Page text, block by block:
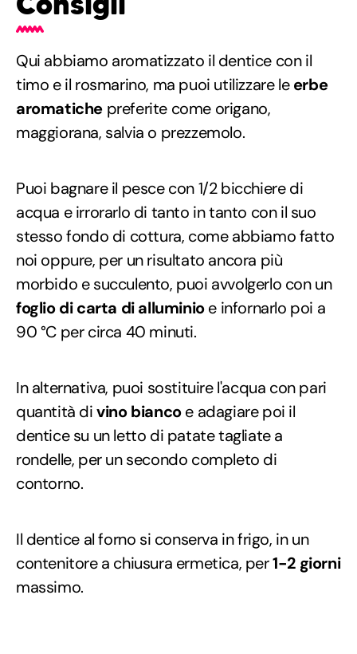
Qui abbiamo aromatizzato il dentice con il
timo e il rosmarino, ma puoi utilizzare leerbe
aromatiche preferite come origano,
maggiorana, salvia o prezzemolo.
Puoi bagnare il pesce con 1/2 bicchiere di
acqua e irrorarlo di tanto in tanto con il suo
stesso fondo di cottura, come abbiamo fatto
noi oppure, per un risultato ancora più
morbido e succulento, puoi avvolgerlo con un
foglio di carta di alluminioe infornarlo poi a
90 °C per circa 40 minuti.
In alternativa, puoi sostituire l'acqua con pari
quantità divino biancoe adagiare poi il
dentice su un letto di patate tagliate a
rondelle, per un secondo completo di
contorno.
Il dentice al forno si conserva in frigo, in un
contenitore a chiusura ermetica, per1-2 giorni
massimo.